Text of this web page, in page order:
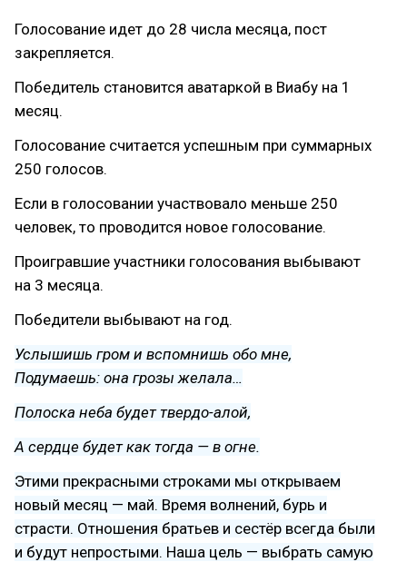
Голосование идет до 28 числа месяца, пост
закрепляется.
Победитель становится аватаркой в Виабу на 1
месяц.
Голосование считается успешным при суммарных
250 голосов.
Если в голосовании участвовало меньше 250
человек, то проводится новое голосование.
Проигравшие участники голосования выбывают
на 3 месяца.
Победители выбывают на год.
Услышишь гром и вспомнишь обо мне,
Подумаешь: она грозы желала…
Полоска неба будет твердо-алой,
А сердце будет как тогда — в огне.
Этими прекрасными строками мы открываем
новый месяц — май. Время волнений, бурь и
страсти. Отношения братьев и сестёр всегда были
и будут непростыми. Наша цель — выбрать самую